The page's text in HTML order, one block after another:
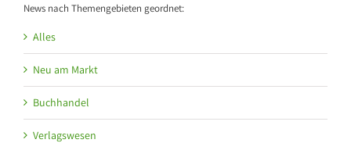
News nach Themengebieten geordnet:
Alles
Neu am Markt
Buchhandel
Verlagswesen